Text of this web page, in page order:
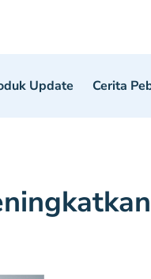
Update Cerita